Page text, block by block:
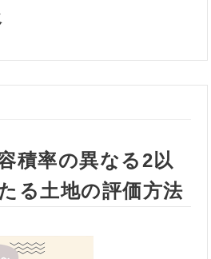
積率の異なる2以
る土地の評価方法